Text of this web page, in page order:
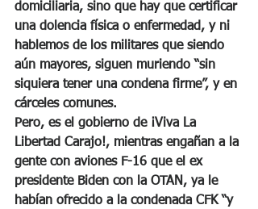
domiciliaria, sino que hay que certificar
una dolencia física o enfermedad, y ni
hablemos de los militares que siendo
aún mayores, siguen muriendo “sin
siquiera tener una condena firme”, y en
cárceles comunes.
Pero, es el gobierno de ¡Viva La
Libertad Carajo!, mientras engañan a la
gente con aviones F-16 que el ex
presidente Biden con la OTAN, ya le
habían ofrecido a la condenada CFK “y